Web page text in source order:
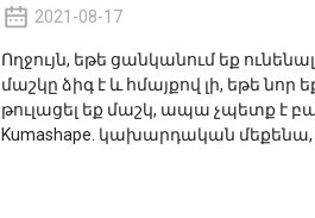
2021-08-17
Ողջույն, եթե ցանկանում եք
մաշկը ձիգ է և հմայքով լի, եթե նոր
թուլացել եք մաշկ, ապա չպետք է
Kumashape. կախարդական մեքենա,